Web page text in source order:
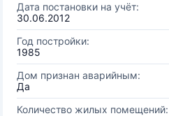
Дата постановки на учёт:
30.06.2012
Год постройки:
1985
Дом признан аварийным:
Да
Количество жилых помещений: